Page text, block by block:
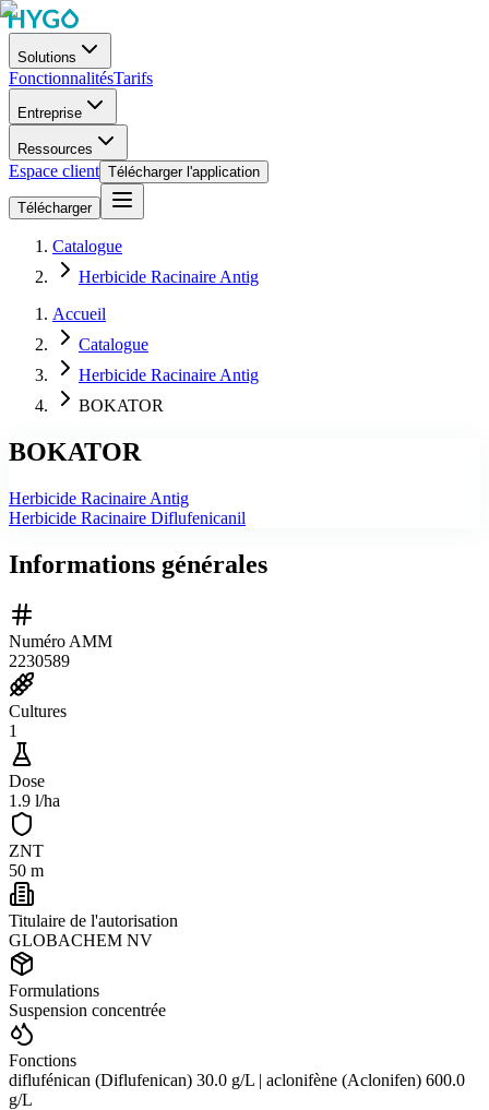
Solutions
FonctionnalitésTarifs
Entreprise
Ressources
Espace client Télécharger l'application
Télécharger
Catalogue
Herbicide Racinaire Antig
Accueil
Catalogue
Herbicide Racinaire Antig
BOKATOR
BOKATOR
Herbicide Racinaire Antig
Herbicide Racinaire Diflufenicanil
Informations générales
Numéro AMM
2230589
Cultures
1
Dose
1.9 l/ha
ZNT
50 m
Titulaire de l'autorisation
GLOBACHEM NV
Formulations
Suspension concentrée
Fonctions
diflufénican (Diflufenican) 30.0 g/L | aclonifène (Aclonifen) 600.0
g/L